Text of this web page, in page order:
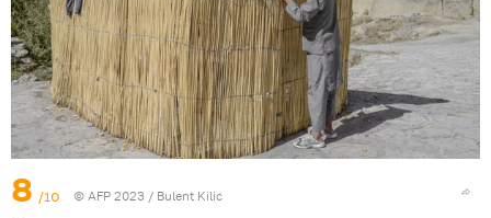
8 /10 © AFP 2023 / Bulent Kilic